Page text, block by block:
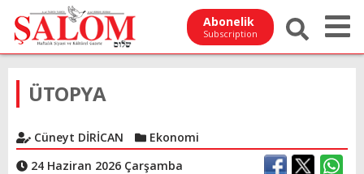
Abonelik
Subscription
ÜTOPYA
Cüneyt DİRİCAN
Ekonomi
24 Haziran 2026 Çarşamba